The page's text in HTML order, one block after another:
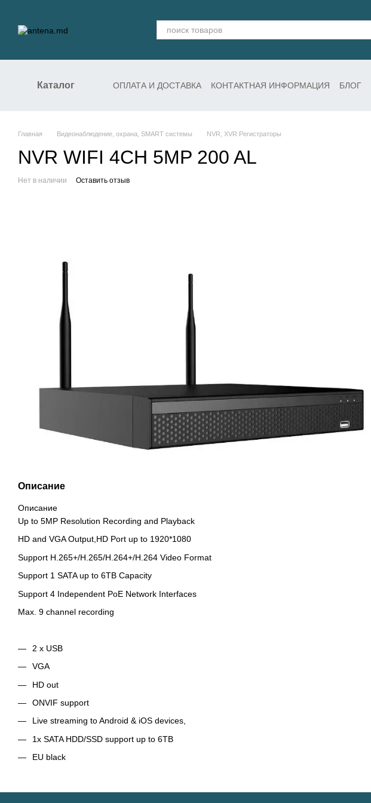
Каталог ОПЛАТА И ДОСТАВКА КОНТАКТНАЯ ИНФОРМАЦИЯ БЛОГ
Главная Видеонаблюдение, охрана, SMART системы NVR, XVR Регистраторы
NVR WIFI 4CH 5MP 200 AL
Нет в наличии Оставить отзыв
Описание
Описание
Up to 5MP Resolution Recording and Playback
HD and VGA Output,HD Port up to 1920*1080
Support H.265+/H.265/H.264+/H.264 Video Format
Support 1 SATA up to 6TB Capacity
Support 4 Independent PoE Network Interfaces
Max. 9 channel recording
2 x USB
VGA
HD out
ONVIF support
Live streaming to Android & iOS devices,
1x SATA HDD/SSD support up to 6TB
EU black